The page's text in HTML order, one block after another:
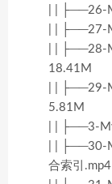
| | ├──26-
| | ├──27-
| | ├──28-
18.41M
| | ├──29-
5.81M
| | ├──3-
| | ├──30-
合索引